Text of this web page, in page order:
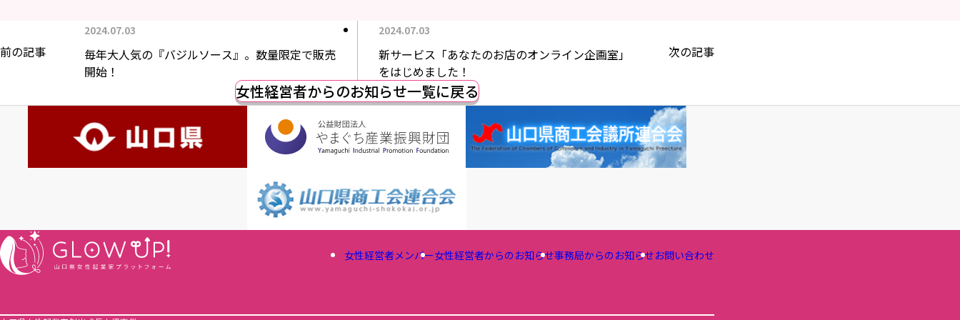
前の記事
2024.07.03
毎年大人気の『バジルソース』。数量限定で販売
開始！
次の記事
2024.07.03
新サービス「あなたのお店のオンライン企画室」
をはじめました！
女性経営者からのお知らせ一覧に戻る
女性経営者メンバー女性経営者からのお知らせ事務局からのお知らせお問い合わせ